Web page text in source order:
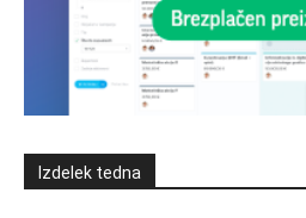
Izdelek tedna